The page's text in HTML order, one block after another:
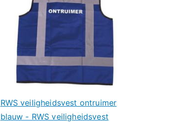
RWS veiligheidsvest ontruimer
blauw - RWS veiligheidsvest